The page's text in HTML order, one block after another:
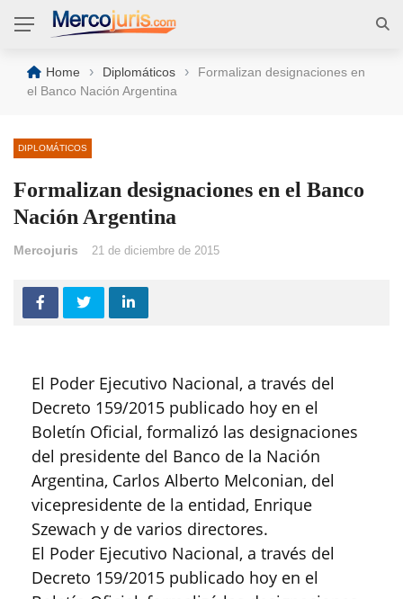
Home › Diplomáticos ›
Formalizan designaciones en
el Banco Nación Argentina
DIPLOMÁTICOS
Formalizan designaciones en el Banco
Nación Argentina
Mercojuris 21 de diciembre de 2015
El Poder Ejecutivo Nacional, a través del
Decreto 159/2015 publicado hoy en el
Boletín Oficial, formalizó las designaciones
del presidente del Banco de la Nación
Argentina, Carlos Alberto Melconian, del
vicepresidente de la entidad, Enrique
Szewach y de varios directores.
El Poder Ejecutivo Nacional, a través del
Decreto 159/2015 publicado hoy en el